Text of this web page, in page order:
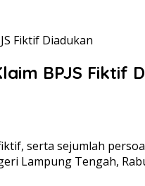
Fiktif Diadukan
BPJS Fiktif
serta sejumlah
Lampung Tengah,